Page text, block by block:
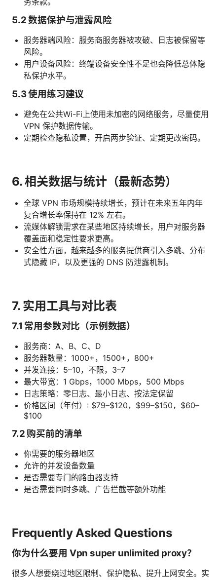
5.2 数据保护与泄露风险
服务器端风险：服务商服务器被攻破、日志被保留等
风险。
用户设备风险：终端设备安全性不足也会降低总体隐
私保护水平。
5.3 使用练习建议
避免在公共Wi-Fi上使用未加密的网络服务，尽量使用
VPN 保护数据传输。
定期检查隐私设置，开启两步验证、定期更改密码。
6. 相关数据与统计（最新态势）
全球 VPN 市场规模持续增长，预计在未来五年内年
复合增长率保持在 12% 左右。
流媒体解锁需求在某些地区持续增长，用户对服务器
覆盖面和稳定性要求更高。
安全性方面，越来越多的服务提供商引入多跳、分布
式隐藏 IP，以及更强的 DNS 防泄露机制。
7. 实用工具与对比表
7.1 常用参数对比（示例数据）
服务商：A、B、C、D
服务器数量：1000+，1500+，800+
并发连接：5–10，不限，3–7
最大带宽：1 Gbps，1000 Mbps，500 Mbps
日志策略：零日志、最小日志、按法定保留
价格区间（年付）: $79–$120，$99–$150，$60–
$100
7.2 购买前的清单
你需要的服务器地区
允许的并发设备数量
是否需要专门的路由器支持
是否需要同时多跳、广告拦截等额外功能
Frequently Asked Questions
你为什么要用 Vpn super unlimited proxy？
很多人想要绕过地区限制、保护隐私、提升上网安全。实